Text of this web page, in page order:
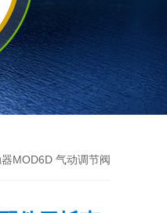
MOD6D 气动调节阀